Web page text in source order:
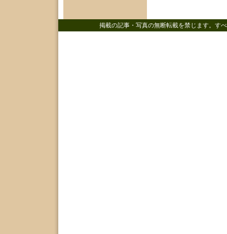
掲載の記事・写真の無断転載を禁じます。す